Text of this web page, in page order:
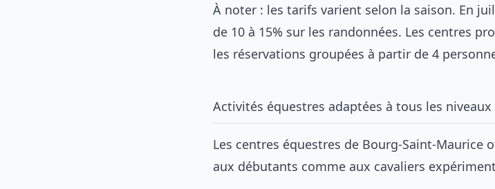
À noter : les tarifs varient selon la saison. En
de 10 à 15% sur les randonnées. Les centres
les réservations groupées à partir de 4
Activités équestres adaptées à tous les niveaux
Les centres équestres de Bourg-Saint-Maurice
aux débutants comme aux cavaliers